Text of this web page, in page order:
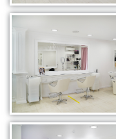
структуры
Увеличение